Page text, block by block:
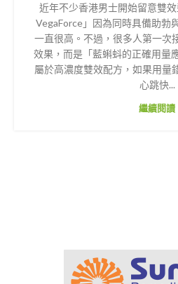
近年不少香港男士開始留意雙
VegaForce」因為同時具備助勃
一直很高。不過，很多人第一次
效果，而是「藍蝌蚪的正確用量
屬於高濃度雙效配方，如果用量
心跳快...
繼續閱讀